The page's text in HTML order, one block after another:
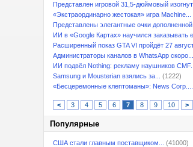
Представлен игровой 31,5-дюймовый
«Экстраординарно жестокая» игра Machine...
Представлены элегантные очки
ИИ в «Google Картах» научился заказывать
Расширенный показ GTA VI пройдёт 27
Администраторы каналов в WhatsApp скоро...
ИИ подвёл Nothing: рекламу наушников CMF...
Samsung и Mousterian взялись за...
(1222)
«Бесцеремонные клептоманы»: News Corp....
< 3 4 5 6 7 8 9 10 >
Популярные
США стали главным поставщиком...
(41000)